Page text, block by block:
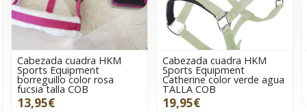
Cabezada cuadra HKM
Sports Equipment
Catherine color verde agua
TALLA COB
19,95€
Cabezada cuadra HKM
Sports Equipment color
naranja neón TALLA COB
7,95€